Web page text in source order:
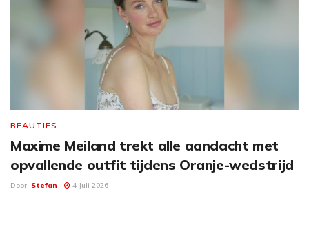
BEAUTIES
Maxime Meiland trekt alle aandacht met
opvallende outfit tijdens Oranje-wedstrijd
Door Stefan 4 Juli 2026